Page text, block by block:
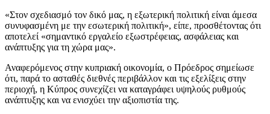
«Στον σχεδιασμό τον δικό μας, η εξωτερική πολιτική είναι άμεσα
συνυφασμένη με την εσωτερική πολιτική», είπε, προσθέτοντας ότι
αποτελεί «σημαντικό εργαλείο εξωστρέφειας, ασφάλειας και
ανάπτυξης για τη χώρα μας».
Αναφερόμενος στην κυπριακή οικονομία, ο Πρόεδρος σημείωσε
ότι, παρά το ασταθές διεθνές περιβάλλον και τις εξελίξεις στην
περιοχή, η Κύπρος συνεχίζει να καταγράφει υψηλούς ρυθμούς
ανάπτυξης και να ενισχύει την αξιοπιστία της.